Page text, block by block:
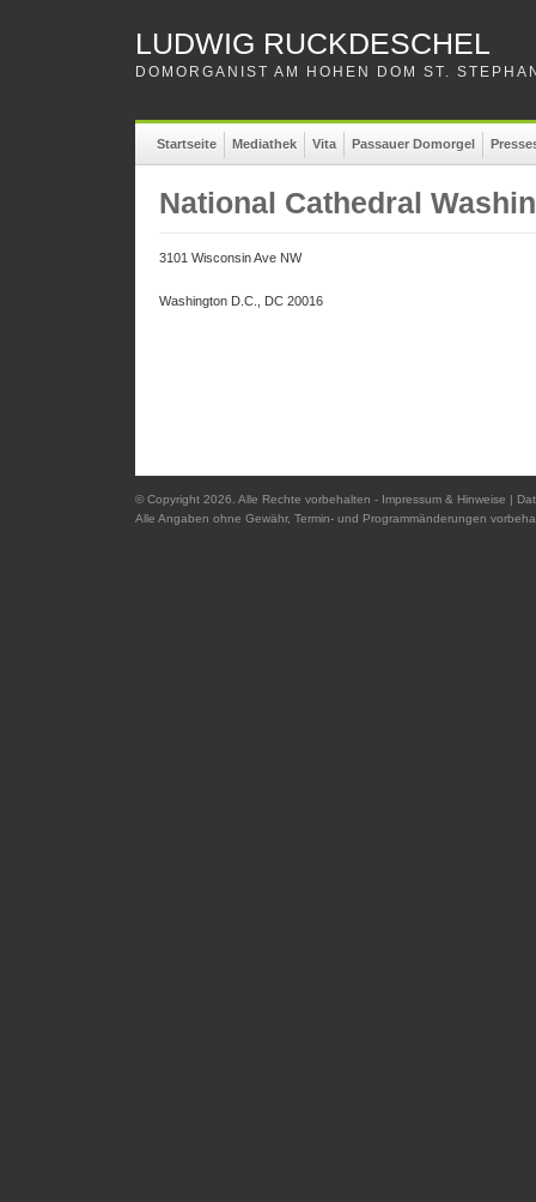
LUDWIG RUCKDESCHEL
DOMORGANIST AM HOHEN DOM ST.
Startseite Mediathek Vita Passauer Domorgel
National Cathedral
3101 Wisconsin Ave NW
Washington D.C., DC 20016
© Copyright 2026. Alle Rechte vorbehalten - Impressum & Hinweise |
Alle Angaben ohne Gewähr, Termin- und Programmänderungen